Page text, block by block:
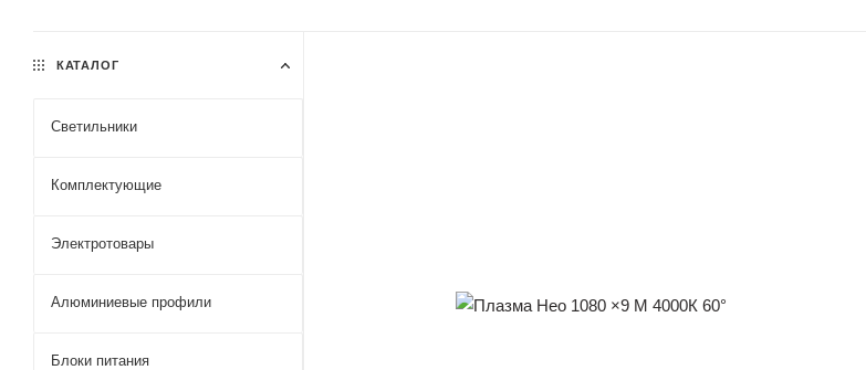
КАТАЛОГ
Светильники
Комплектующие
Электротовары
Алюминиевые профили
Блоки питания